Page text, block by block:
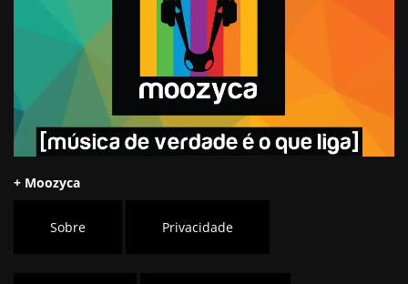
+ Moozyca
Sobre Privacidade